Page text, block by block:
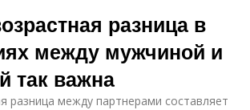
разница в
между мужчиной и
так важна
разница между партнерами составляет